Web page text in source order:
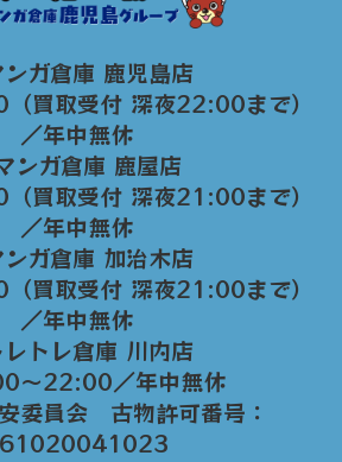
ガ倉庫 鹿児島店
買取受付 深夜22:00まで）
／年中無休
ンガ倉庫 鹿屋店
買取受付 深夜21:00まで）
／年中無休
ガ倉庫 加治木店
買取受付 深夜21:00まで）
／年中無休
トレ倉庫 川内店
〜22:00／年中無休
委員会 古物許可番号：